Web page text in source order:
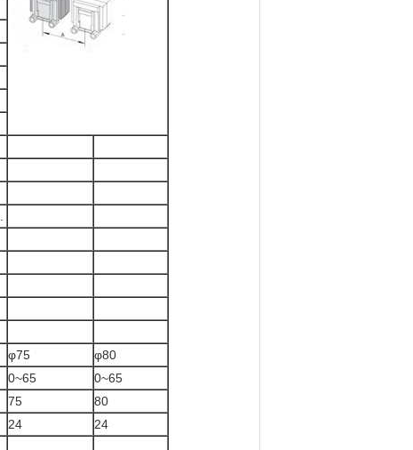
φ75
φ80
0~65
0~65
75
80
24 24